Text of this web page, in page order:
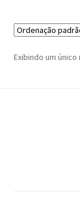
Exibindo um